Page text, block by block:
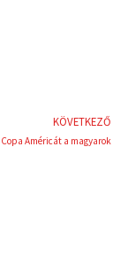
KÖVETKEZŐ
Américát a magyarok